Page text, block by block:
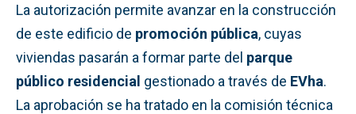
La autorización permite avanzar en la construcción
de este edificio de promoción pública, cuyas
viviendas pasarán a formar parte del parque
público residencial gestionado a través de EVha.
La aprobación se ha tratado en la comisión técnica